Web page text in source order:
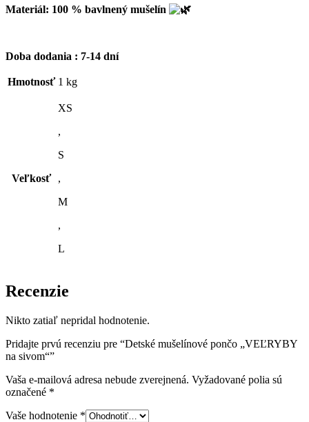
Materiál: 100 % bavlnený mušelín
Doba dodania : 7-14 dní
Hmotnosť 1 kg
Veľkosť
XS
,
S
,
M
,
L
Recenzie
Nikto zatiaľ nepridal hodnotenie.
Pridajte prvú recenziu pre “Detské mušelínové pončo „VEĽRYBY
na sivom“”
Vaša e-mailová adresa nebude zverejnená. Vyžadované polia sú
označené *
Vaše hodnotenie *